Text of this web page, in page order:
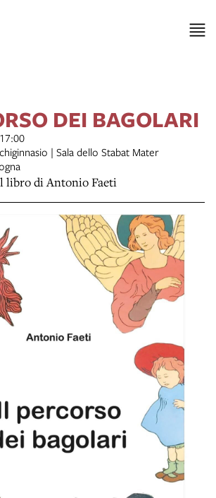
DEI BAGOLARI
| Sala dello Stabat Mater
libro di Antonio Faeti